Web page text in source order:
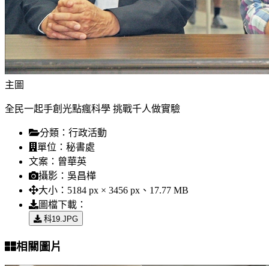
主圖
全民一起手創光點瘋科學 挑戰千人做實驗
分類： 行政活動
單位： 秘書處
文案： 曾華英
攝影： 吳昌樺
大小： 5184 px × 3456 px、17.77 MB
圖檔下載：
科19.JPG
相關圖片